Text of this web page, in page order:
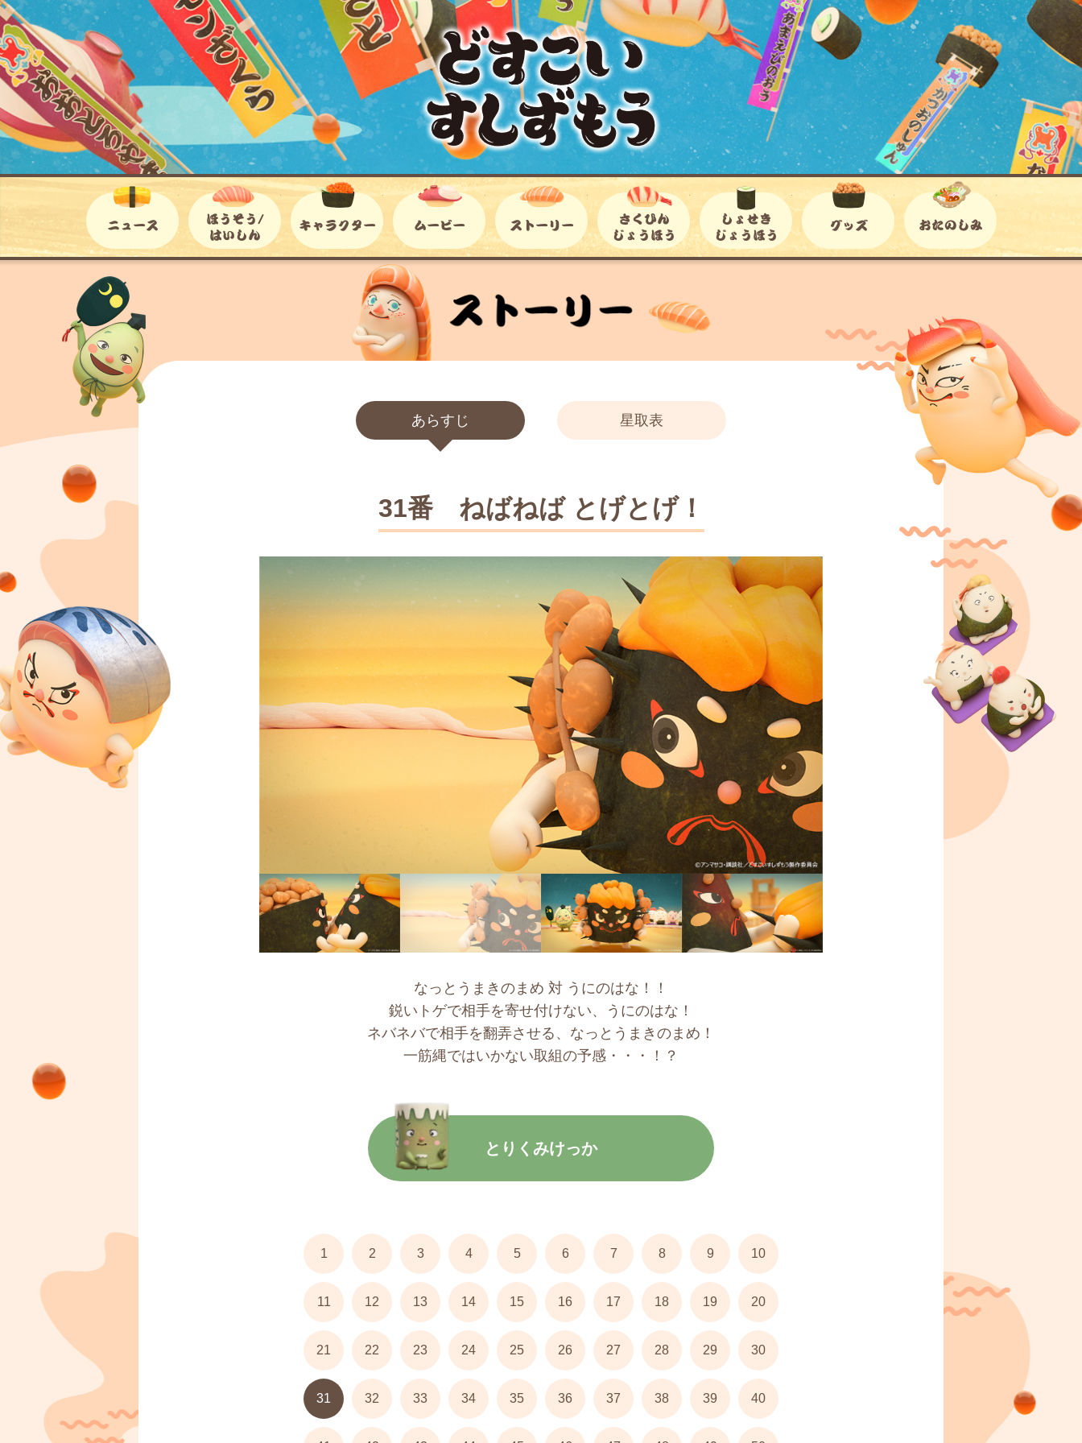
ニュース ほうそう/はいしん キャラクター ムービー ストーリー さくひんじょうほう しょせきじょうほう グッズ
あらすじ 星取表
31番 ねばねば とげとげ！
なっとうまきのまめ 対 うにのはな！！
鋭いトゲで相手を寄せ付けない、うにのはな！
ネバネバで相手を翻弄させる、なっとうまきのまめ！
一筋縄ではいかない取組の予感・・・！？
とりくみけっか
1 2 3 4 5 6 7 8 9 10
11 12 13 14 15 16 17 18 19 20
21 22 23 24 25 26 27 28 29 30
31 32 33 34 35 36 37 38 39 40